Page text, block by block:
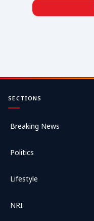
SECTIONS
Breaking News
Politics
Lifestyle
NRI